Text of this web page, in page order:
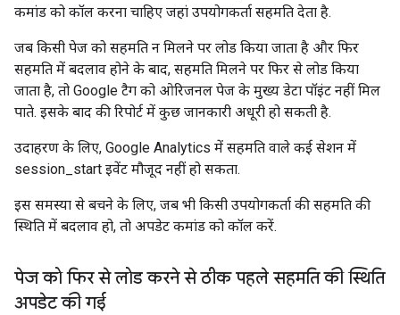
कमांड को कॉल करना चाहिए जहां उपयोगकर्ता सहमति देता है.
जब किसी पेज को सहमति न मिलने पर लोड किया जाता है और फिर
सहमति में बदलाव होने के बाद, सहमति मिलने पर फिर से लोड किया
जाता है, तो Google टैग को ओरिजनल पेज के मुख्य डेटा पॉइंट नहीं मिल
पाते. इसके बाद की रिपोर्ट में कुछ जानकारी अधूरी हो सकती है.
उदाहरण के लिए, Google Analytics में सहमति वाले कई सेशन में
session_start इवेंट मौजूद नहीं हो सकता.
इस समस्या से बचने के लिए, जब भी किसी उपयोगकर्ता की सहमति की
स्थिति में बदलाव हो, तो अपडेट कमांड को कॉल करें.
पेज को फिर से लोड करने से ठीक पहले सहमति की स्थिति
अपडेट की गई